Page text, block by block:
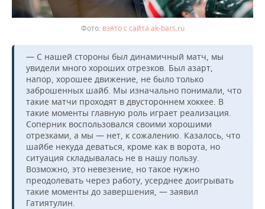
взято с сайта ak-bars.ru
— С нашей стороны был динамичный матч, мы
увидели много хороших отрезков. Был азарт,
напор, хорошее движение, не было только
заброшенных шайб. Мы изначально понимали, что
такие матчи проходят в двустороннем хоккее. В
такие моменты главную роль играет реализация.
Соперник воспользовался своими хорошими
отрезками, а мы — нет, к сожалению. Казалось, что
шайбе некуда деваться, кроме как в ворота, но
ситуация складывалась не в нашу пользу.
Возможно, это невезение, но такое нужно
преодолевать через работу, усерднее доигрывать
такие моменты до завершения, — заявил
Гатиятулин.